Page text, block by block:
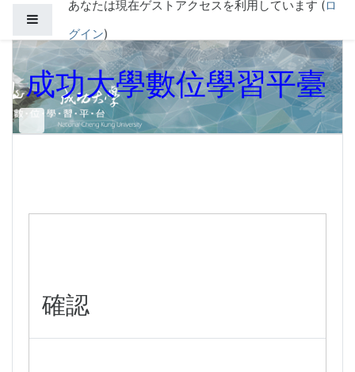
メインコンテンツへスキップする
あなたは現在ゲストアクセスを利用しています (ロ
グイン)
成功大學數位學習平臺
確認